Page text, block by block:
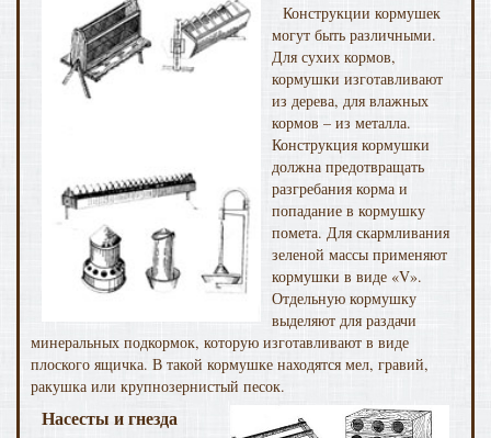
Конструкции кормушек
могут быть различными.
Для сухих кормов,
кормушки изготавливают
из дерева, для влажных
кормов – из металла.
Конструкция кормушки
должна предотвращать
разгребания корма и
попадание в кормушку
помета. Для скармливания
зеленой массы применяют
кормушки в виде «V».
Отдельную кормушку
выделяют для раздачи
минеральных подкормок, которую изготавливают в виде
плоского ящичка. В такой кормушке находятся мел, гравий,
ракушка или крупнозернистый песок.
Насесты и гнезда